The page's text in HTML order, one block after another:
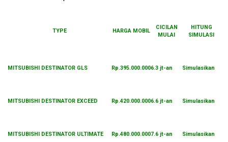
TYPE HARGA MOBIL
CICILAN
MULAI
HITUNG
SIMULASI
MITSUBISHI DESTINATOR GLS Rp.395.000.0006.3 jt-an Simulasikan
MITSUBISHI DESTINATOR EXCEED Rp.420.000.0006.6 jt-an Simulasikan
MITSUBISHI DESTINATOR ULTIMATE Rp.480.000.0007.6 jt-an Simulasikan